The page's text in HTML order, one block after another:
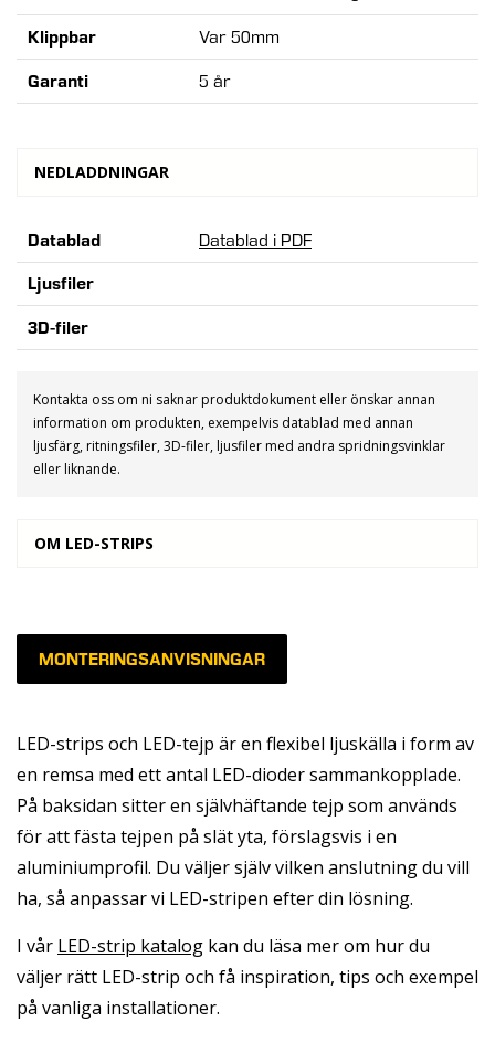
Klippbar Var 50mm
Garanti 5 år
NEDLADDNINGAR
Datablad Datablad i PDF
Ljusfiler
3D-filer
Kontakta oss om ni saknar produktdokument eller önskar annan
information om produkten, exempelvis datablad med annan
ljusfärg, ritningsfiler, 3D-filer, ljusfiler med andra spridningsvinklar
eller liknande.
OM LED-STRIPS
MONTERINGSANVISNINGAR
LED-strips och LED-tejp är en flexibel ljuskälla i form av
en remsa med ett antal LED-dioder sammankopplade.
På baksidan sitter en självhäftande tejp som används
för att fästa tejpen på slät yta, förslagsvis i en
aluminiumprofil. Du väljer själv vilken anslutning du vill
ha, så anpassar vi LED-stripen efter din lösning.
I vår LED-strip katalog kan du läsa mer om hur du
väljer rätt LED-strip och få inspiration, tips och exempel
på vanliga installationer.